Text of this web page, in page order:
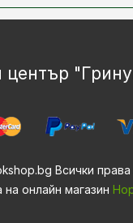
център
Всички права
на онлайн магазин